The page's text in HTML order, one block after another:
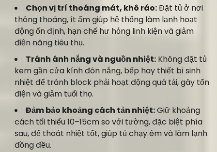
Chọn vị trí thoáng mát, khô ráo:Đặt tủ ở nơi
thông thoáng, ít ẩm giúp hệ thống làm lạnh hoạt
động ổn định, hạn chế hư hỏng linh kiện và giảm
điện năng tiêu thụ.
Tránh ánh nắng và nguồn nhiệt: Không đặt tủ
kem gần cửa kính đón nắng, bếp hay thiết bị sinh
nhiệt để tránh block phải hoạt động quá tải, gây tốn
điện và giảm tuổi thọ.
Đảm bảo khoảng cách tản nhiệt:Giữ khoảng
cách tối thiểu 10–15cm so với tường, đặc biệt phía
sau, để thoát nhiệt tốt, giúp tủ chạy êm và làm lạnh
đồng đều.